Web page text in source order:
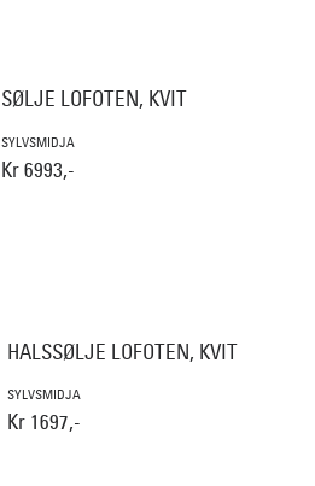
SØLJE LOFOTEN, KVIT
SYLVSMIDJA
Kr 6993,-
HALSSØLJE LOFOTEN, KVIT
SYLVSMIDJA
Kr 1697,-